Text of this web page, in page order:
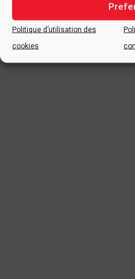
Politique d’utilisation des
cookies